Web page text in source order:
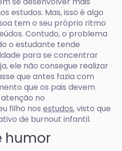
estudos. Mas, isso é algo
tem o seu próprio ritmo
Contudo, o problema
o estudante tende
para se concentrar
ele não consegue realizar
que antes fazia com
que os pais devem
no
filho nosestudos, visto que
de burnout infantil.
humor